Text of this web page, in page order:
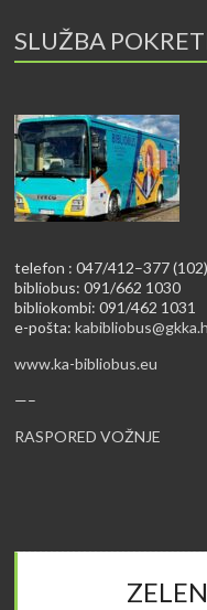
SLUŽBA
telefon : 047/412–377 (102)
bibliobus: 091/662 1030
bibliokombi: 091/462 1031
e-pošta:
www.ka-bibliobus.eu
—–
RASPORED VOŽNJE